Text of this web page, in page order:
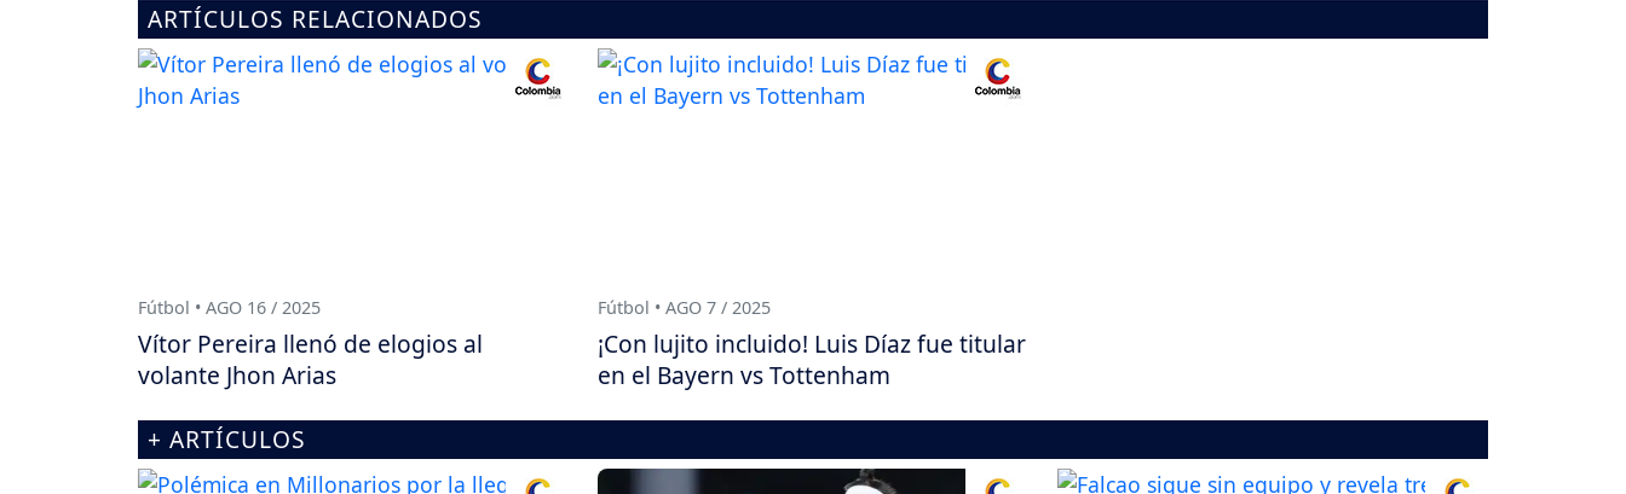
ARTÍCULOS RELACIONADOS
Fútbol • AGO 16 / 2025
Vítor Pereira llenó de elogios al
volante Jhon Arias
Fútbol • AGO 7 / 2025
¡Con lujito incluido! Luis Díaz fue titular
en el Bayern vs Tottenham
+ ARTÍCULOS